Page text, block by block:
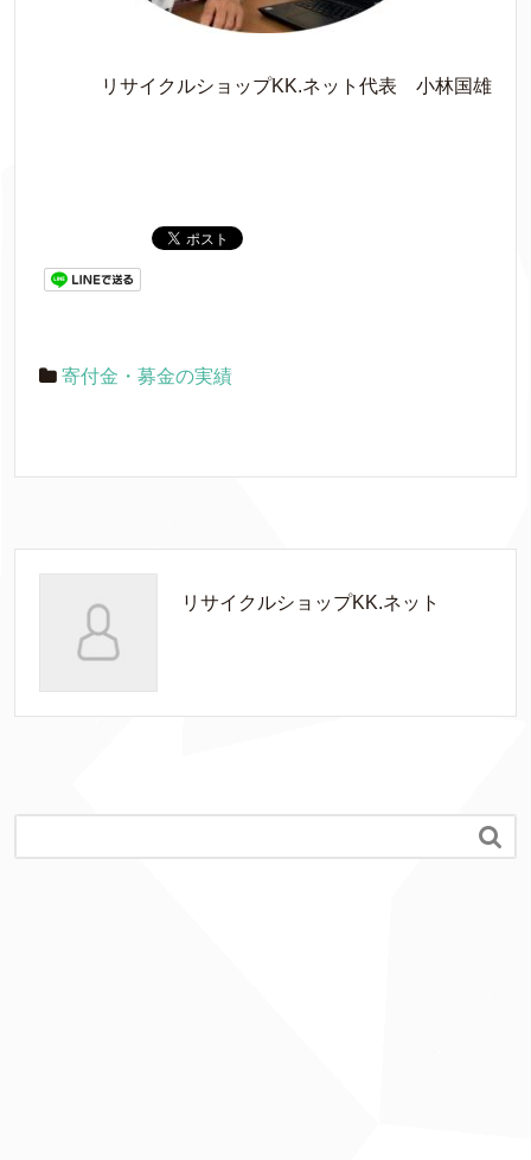
リサイクルショップKK.ネット代表 小林国雄
寄付金・募金の実績
リサイクルショップKK.ネット
